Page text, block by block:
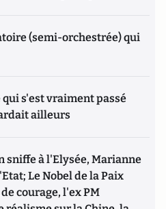
(semi-orchestrée) qui
qui s'est vraiment passé
ailleurs
sniffe à l'Elysée, Marianne
Le Nobel de la Paix
courage, l'ex PM